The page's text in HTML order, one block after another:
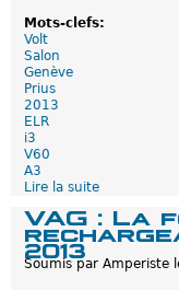
u
s
c
t
Mots-clefs:
Volt
Salon
Genève
Prius
2013
ELR
i3
V60
A3
Lire la suite
S
a
o
VAG : La
2013
Soumis par Amperiste